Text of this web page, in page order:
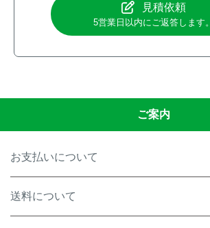
見積依頼
5営業日以内にご返答します。
ご案内
お支払いについて
送料について